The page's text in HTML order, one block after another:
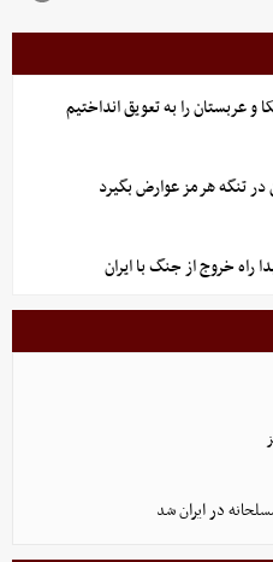
عربستان را به تعویق انداختیم
در تنگه هرمز عوارض بگیرد
خروج از جنگ با ایران
در ایران شد